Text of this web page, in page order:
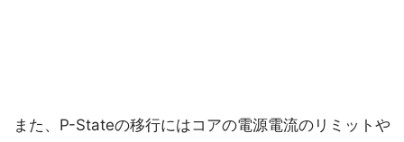
また、P-Stateの移行にはコアの電源電流のリミットや